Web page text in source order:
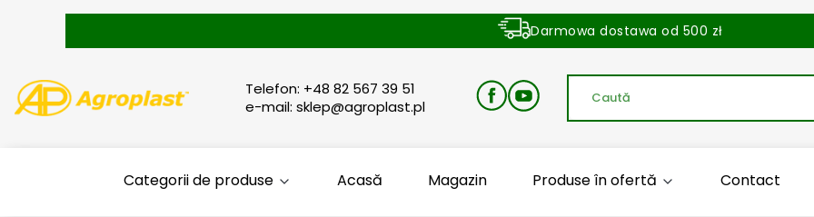
Darmowa dostawa od 500 zł
Telefon: +48 82 567 39 51
e-mail: sklep@agroplast.pl
Categorii de produse Acasă Magazin Produse în ofertă Contact